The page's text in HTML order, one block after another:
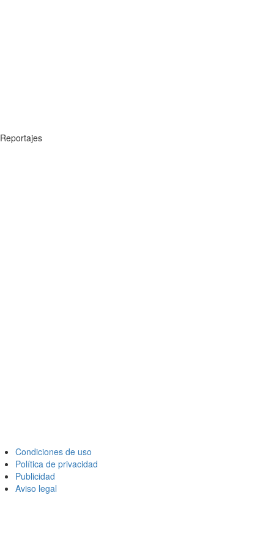
Reportajes
Condiciones de uso
Política de privacidad
Publicidad
Aviso legal